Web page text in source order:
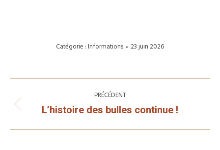
Catégorie :Informations 23 juin 2026
Navigation
article PRÉCÉDENT
Article
:
L’histoire des bulles continue !